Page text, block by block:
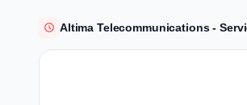
Altima Telecommunications -